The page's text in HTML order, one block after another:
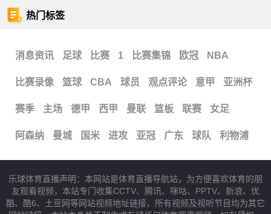
热门标签
消息资讯 足球 比赛 1 比赛集锦 欧冠 NBA
比赛录像 篮球 CBA 球员 观点评论 意甲 亚洲杯
赛季 主场 德甲 西甲 曼联 篮板 联赛 女足
阿森纳 曼城 国米 进攻 亚冠 广东 球队 利物浦
乐球体育直播声明：本网站是体育直播导航站，为方便喜欢体育的朋
友观看视频，本站专门收集CCTV、腾讯、咪咕、PPTV、新浪、优
酷、酷6、土豆网等网站视频地址链接，所有视频及视听节目均为其它